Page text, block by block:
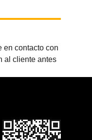
en contacto con
al cliente antes